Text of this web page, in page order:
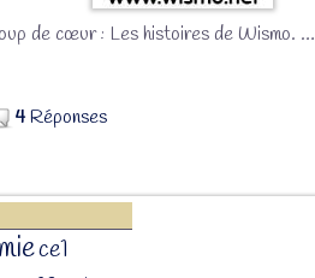
de cœur : Les histoires de Wismo. …
4Réponses
ce1